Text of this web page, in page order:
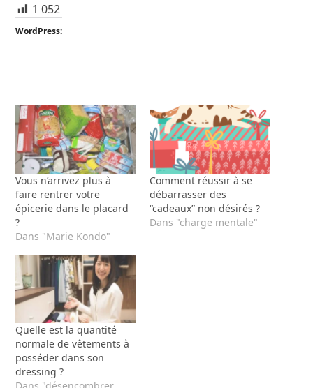
1 052
WordPress:
Vous n’arrivez plus à
faire rentrer votre
épicerie dans le placard
?
Dans "Marie Kondo"
Comment réussir à se
débarrasser des
“cadeaux” non désirés ?
Dans "charge mentale"
Quelle est la quantité
normale de vêtements à
posséder dans son
dressing ?